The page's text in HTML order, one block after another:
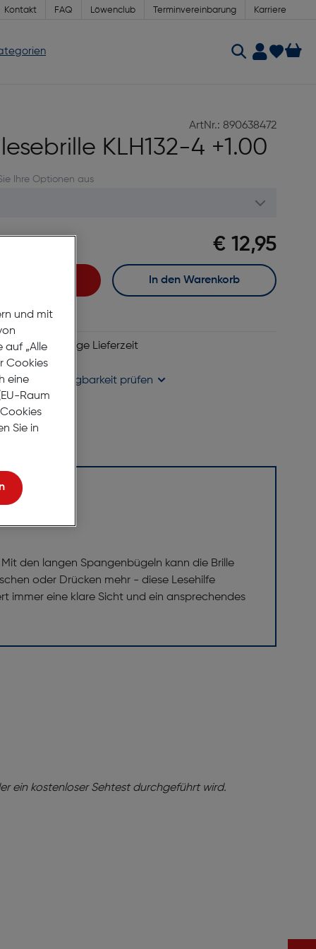
Kontakt FAQ Löwenclub Terminvereinbarung Karriere
ArtNr.: 890638472
KLH132-4 +1.00
Ihre Optionen aus
€ 12,95
In den Warenkorb
Wunschliste
6 bis 8 Werktage Lieferzeit
liefern
in
Verfügbarkeit prüfen
den langen Spangenbügeln kann die Brille
oder Drücken mehr - diese Lesehilfe
immer eine klare Sicht und ein ansprechendes
und mit
auf „Alle
Cookies
eine
Raum
Sie in